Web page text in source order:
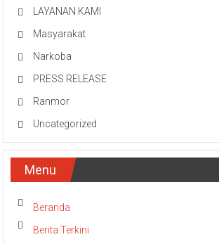
LAYANAN KAMI
Masyarakat
Narkoba
PRESS RELEASE
Ranmor
Uncategorized
Menu
Beranda
Berita Terkini